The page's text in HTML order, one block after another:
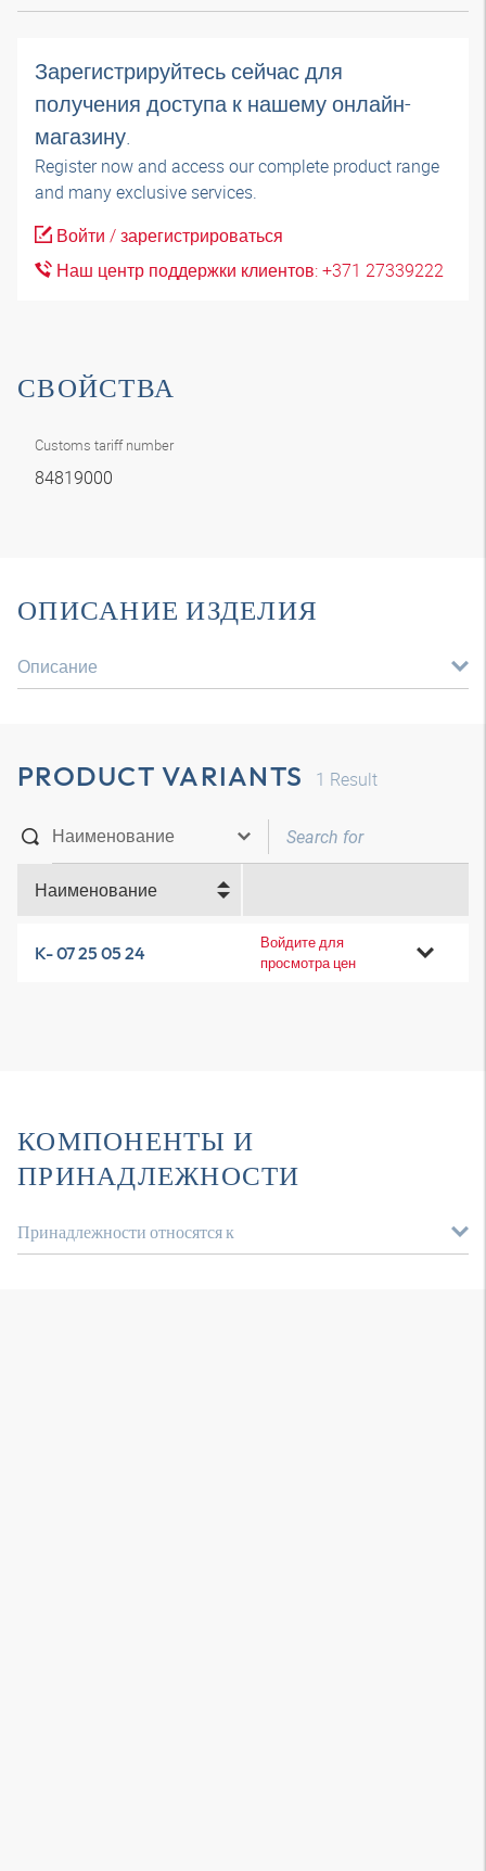
Зарегистрируйтесь сейчас для
получения доступа к нашему онлайн-
магазину.
Register now and access our complete product range
and many exclusive services.
Войти / зарегистрироваться
Наш центр поддержки клиентов: +371 27339222
СВОЙСТВА
Customs tariff number
84819000
ОПИСАНИЕ ИЗДЕЛИЯ
Описание
PRODUCT VARIANTS 1 Result
Наименование
K- 07 25 05 24
Войдите для
просмотра цен
КОМПОНЕНТЫ И
ПРИНАДЛЕЖНОСТИ
Принадлежности относятся к